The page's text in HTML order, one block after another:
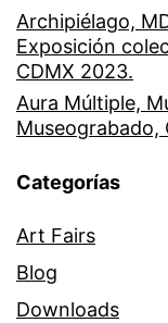
Archipiélago,
Exposición
CDMX 2023.
Aura Múltiple,
Museograbado,
Categorías
Art Fairs
Blog
Downloads